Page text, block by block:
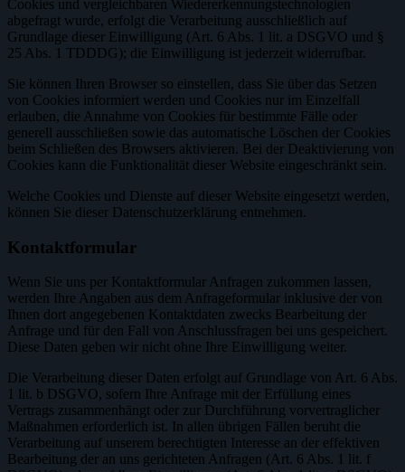
Cookies und vergleichbaren Wiedererkennungstechnologien
abgefragt wurde, erfolgt die Verarbeitung ausschließlich auf
Grundlage dieser Einwilligung (Art. 6 Abs. 1 lit. a DSGVO und §
25 Abs. 1 TDDDG); die Einwilligung ist jederzeit widerrufbar.
Sie können Ihren Browser so einstellen, dass Sie über das Setzen
von Cookies informiert werden und Cookies nur im Einzelfall
erlauben, die Annahme von Cookies für bestimmte Fälle oder
generell ausschließen sowie das automatische Löschen der Cookies
beim Schließen des Browsers aktivieren. Bei der Deaktivierung von
Cookies kann die Funktionalität dieser Website eingeschränkt sein.
Welche Cookies und Dienste auf dieser Website eingesetzt werden,
können Sie dieser Datenschutzerklärung entnehmen.
Kontaktformular
Wenn Sie uns per Kontaktformular Anfragen zukommen lassen,
werden Ihre Angaben aus dem Anfrageformular inklusive der von
Ihnen dort angegebenen Kontaktdaten zwecks Bearbeitung der
Anfrage und für den Fall von Anschlussfragen bei uns gespeichert.
Diese Daten geben wir nicht ohne Ihre Einwilligung weiter.
Die Verarbeitung dieser Daten erfolgt auf Grundlage von Art. 6 Abs.
1 lit. b DSGVO, sofern Ihre Anfrage mit der Erfüllung eines
Vertrags zusammenhängt oder zur Durchführung vorvertraglicher
Maßnahmen erforderlich ist. In allen übrigen Fällen beruht die
Verarbeitung auf unserem berechtigten Interesse an der effektiven
Bearbeitung der an uns gerichteten Anfragen (Art. 6 Abs. 1 lit. f